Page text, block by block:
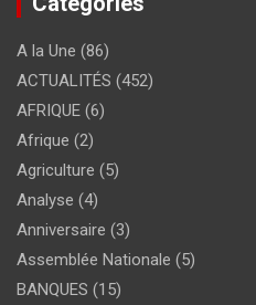
A la Une (86)
ACTUALITÉS (452)
AFRIQUE (6)
Afrique (2)
Agriculture (5)
Analyse (4)
Anniversaire (3)
Assemblée Nationale (5)
BANQUES (15)